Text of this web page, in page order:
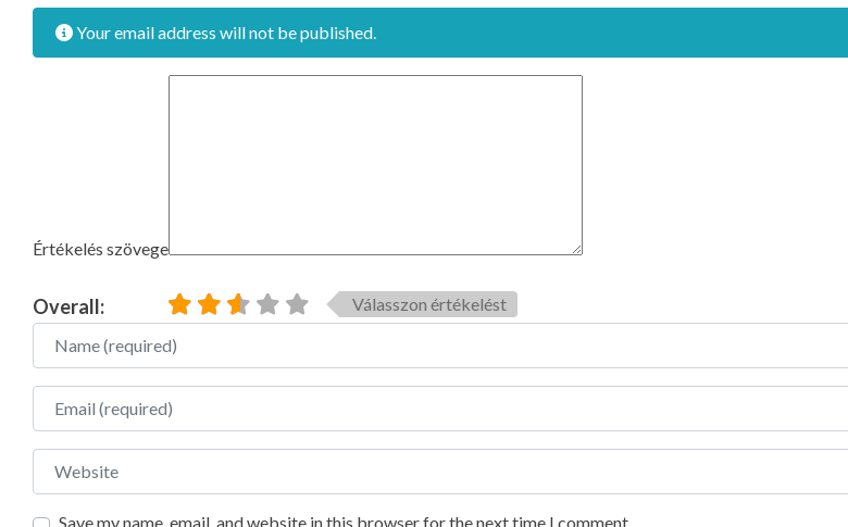
Your email address will not be published.
Értékelés szövege
Overall:
Válasszon értékelést
Name
Email
Website
Save my name, email, and website in this browser for the next time I comment.